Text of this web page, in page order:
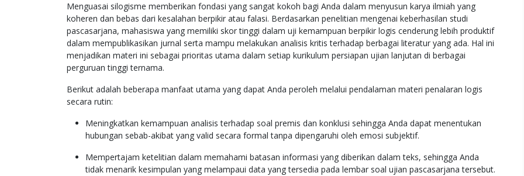
Menguasai silogisme memberikan fondasi yang sangat kokoh bagi Anda dalam menyusun karya ilmiah yang
koheren dan bebas dari kesalahan berpikir atau falasi. Berdasarkan penelitian mengenai keberhasilan studi
pascasarjana, mahasiswa yang memiliki skor tinggi dalam uji kemampuan berpikir logis cenderung lebih produktif
dalam mempublikasikan jurnal serta mampu melakukan analisis kritis terhadap berbagai literatur yang ada. Hal ini
menjadikan materi ini sebagai prioritas utama dalam setiap kurikulum persiapan ujian lanjutan di berbagai
perguruan tinggi ternama.
Berikut adalah beberapa manfaat utama yang dapat Anda peroleh melalui pendalaman materi penalaran logis
secara rutin:
Meningkatkan kemampuan analisis terhadap soal premis dan konklusi sehingga Anda dapat menentukan
hubungan sebab-akibat yang valid secara formal tanpa dipengaruhi oleh emosi subjektif.
Mempertajam ketelitian dalam memahami batasan informasi yang diberikan dalam teks, sehingga Anda
tidak menarik kesimpulan yang melampaui data yang tersedia pada lembar soal ujian pascasarjana tersebut.